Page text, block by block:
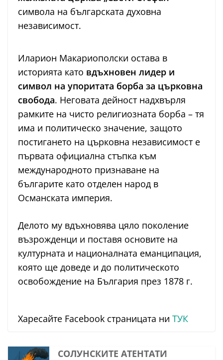
символа на българската духовна
независимост.
Иларион Макариополски остава в
историята като вдъхновен лидер и
символ на упоритата борба за църковна
свобода. Неговата дейност надхвърля
рамките на чисто религиозната борба – тя
има и политическо значение, защото
постигането на църковна независимост е
първата официална стъпка към
международното признаване на
българите като отделен народ в
Османската империя.
Делото му вдъхновява цяло поколение
възрожденци и поставя основите на
културната и националната еманципация,
която ще доведе и до политическото
освобождение на България през 1878 г.
Харесайте Facebook страницата ни ТУК
СОЛУНСКИТЕ АТЕНТАТИ